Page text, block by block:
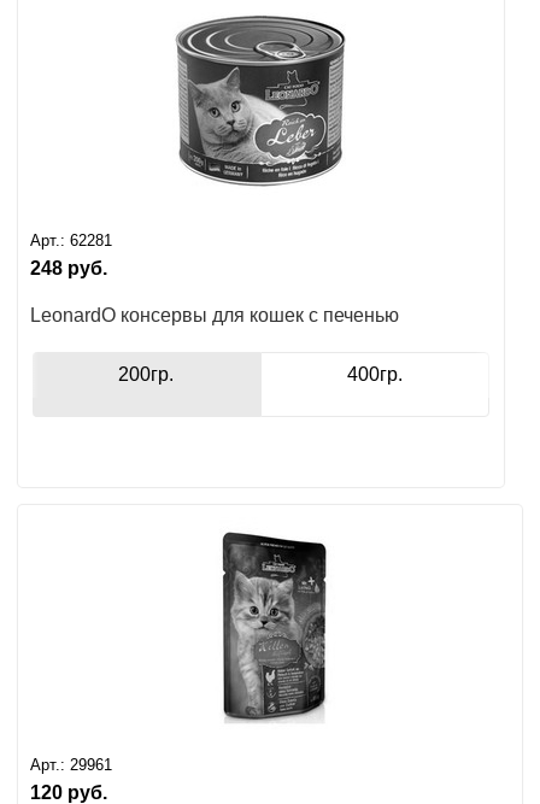
Арт.: 62281
248 руб.
LeonardO консервы для кошек с печенью
200гр. 400гр.
Арт.: 29961
120 руб.